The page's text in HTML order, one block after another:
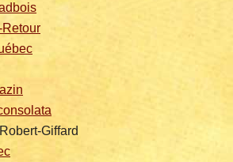
Retour
Giffard